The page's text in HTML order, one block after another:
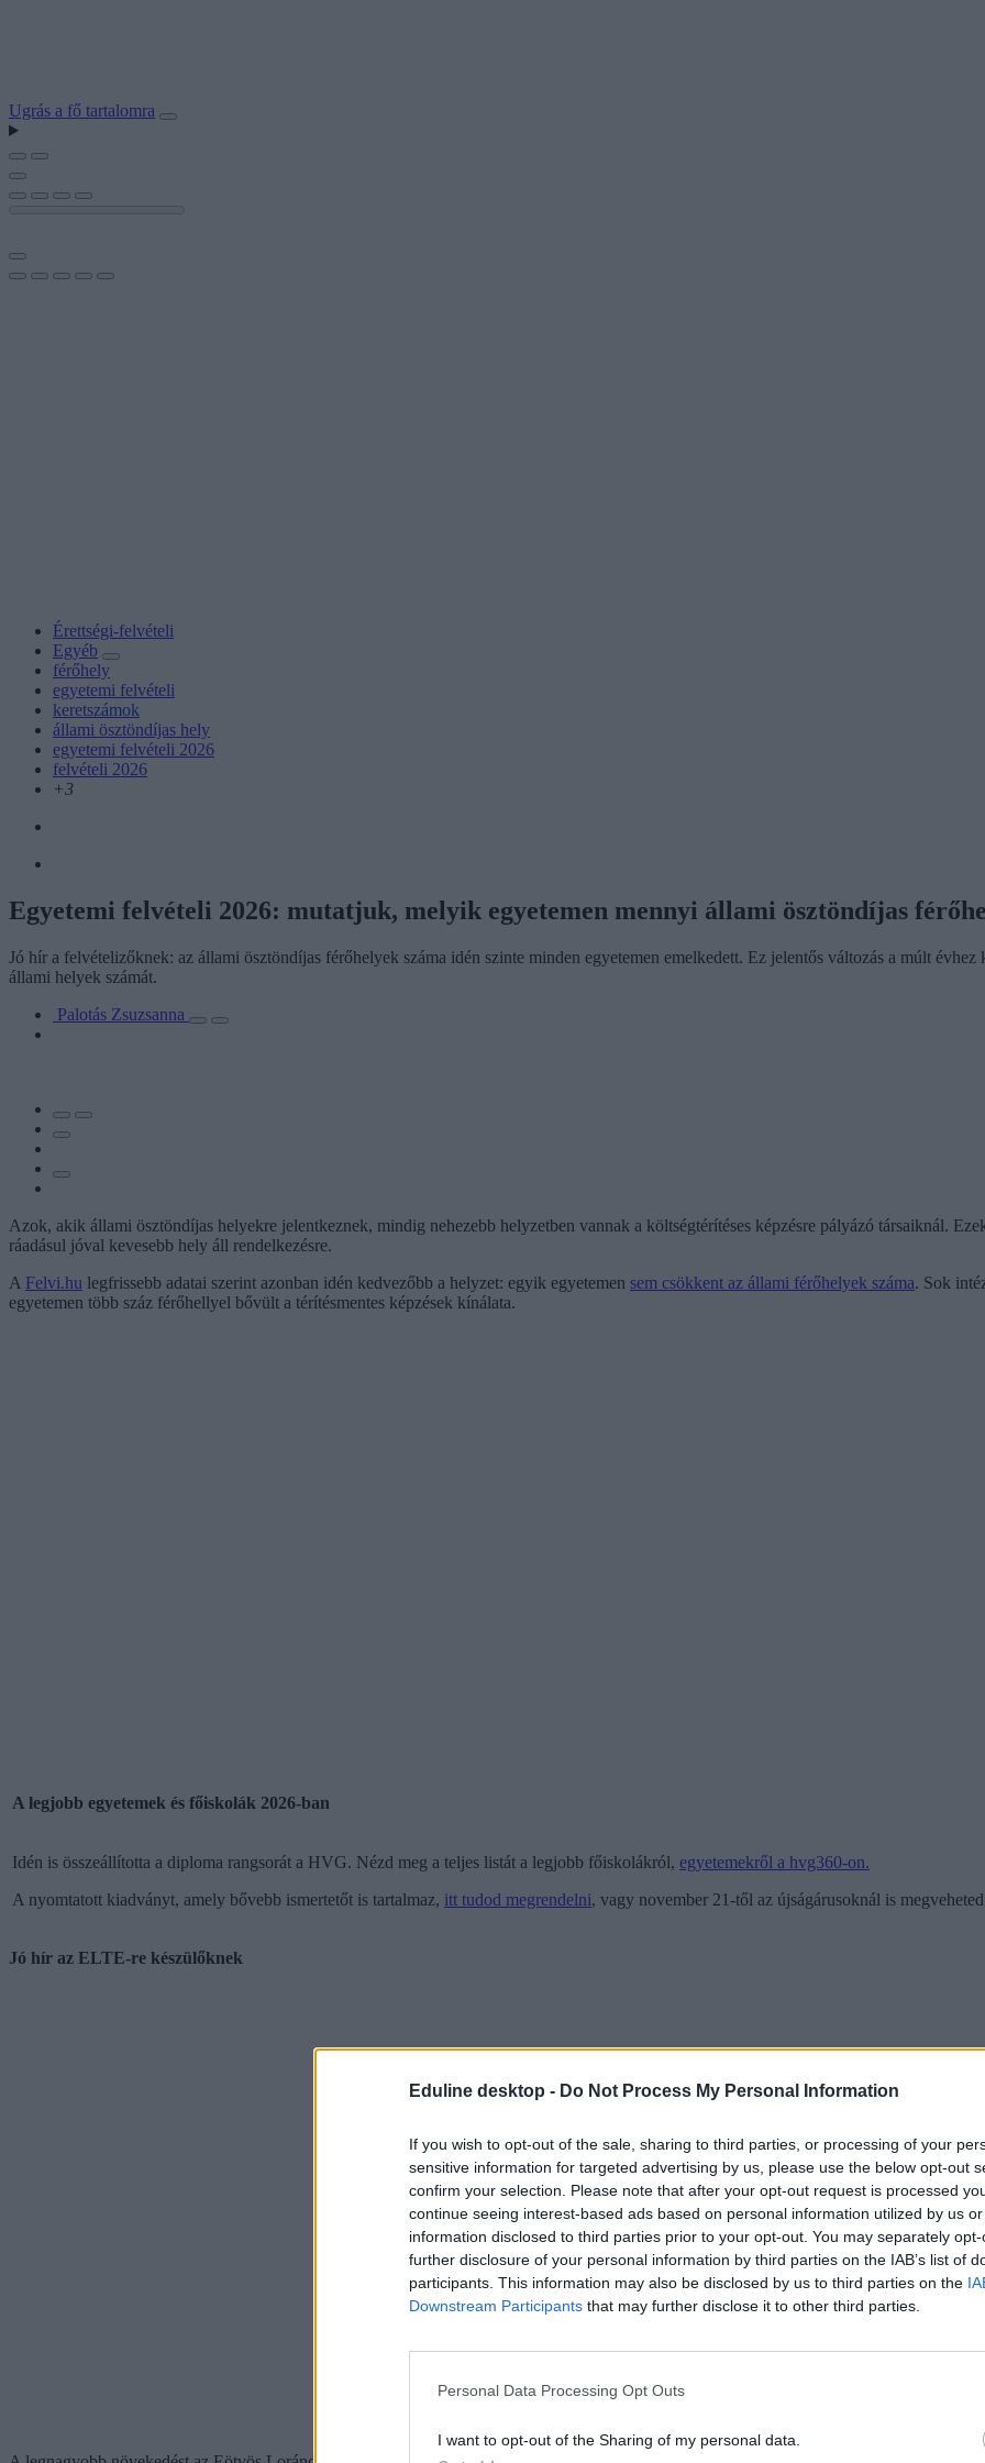
Eduline desktop - Do Not Process My Personal Information
If you wish to opt-out of the sale, sharing to third parties, or processing of your
sensitive information for targeted advertising by us, please use the below opt-out
confirm your selection. Please note that after your opt-out request is processed
continue seeing interest-based ads based on personal information utilized by us
information disclosed to third parties prior to your opt-out. You may separately
further disclosure of your personal information by third parties on the IAB’s list of
participants. This information may also be disclosed by us to third parties on the
Downstream Participants that may further disclose it to other third parties.
Personal Data Processing Opt Outs
I want to opt-out of the Sharing of my personal data.
Ugrás a fő tartalomra
Érettségi-felvételi
Egyéb
férőhely
egyetemi felvételi
keretszámok
állami ösztöndíjas hely
egyetemi felvételi 2026
felvételi 2026
+3
Egyetemi felvételi 2026: mutatjuk, melyik egyetemen mennyi állami ösztöndíjas
Jó hír a felvételizőknek: az állami ösztöndíjas férőhelyek száma idén szinte minden egyetemen emelkedett. Ez jelentős változás a múlt
állami helyek számát.
Palotás Zsuzsanna
Azok, akik állami ösztöndíjas helyekre jelentkeznek, mindig nehezebb helyzetben vannak a költségtérítéses képzésre pályázó társaiknál.
ráadásul jóval kevesebb hely áll rendelkezésre.
A Felvi.hu legfrissebb adatai szerint azonban idén kedvezőbb a helyzet: egyik egyetemen sem csökkent az állami férőhelyek száma. Sok
egyetemen több száz férőhellyel bővült a térítésmentes képzések kínálata.
A legjobb egyetemek és főiskolák 2026-ban
Idén is összeállította a diploma rangsorát a HVG. Nézd meg a teljes listát a legjobb főiskolákról, egyetemekről a hvg360-on.
A nyomtatott kiadványt, amely bővebb ismertetőt is tartalmaz, itt tudod megrendelni, vagy november 21-től az újságárusoknál is
Jó hír az ELTE-re készülőknek